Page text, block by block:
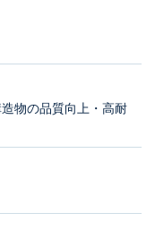
物の品質向上・高耐